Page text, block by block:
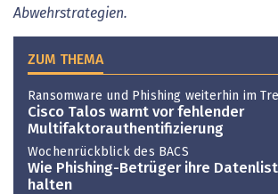
Abwehrstrategien.
ZUM THEMA
Ransomware und Phishing weiterhin im
Cisco Talos warnt vor fehlender
Multifaktorauthentifizierung
Wochenrückblick des BACS
Wie Phishing-Betrüger ihre
halten